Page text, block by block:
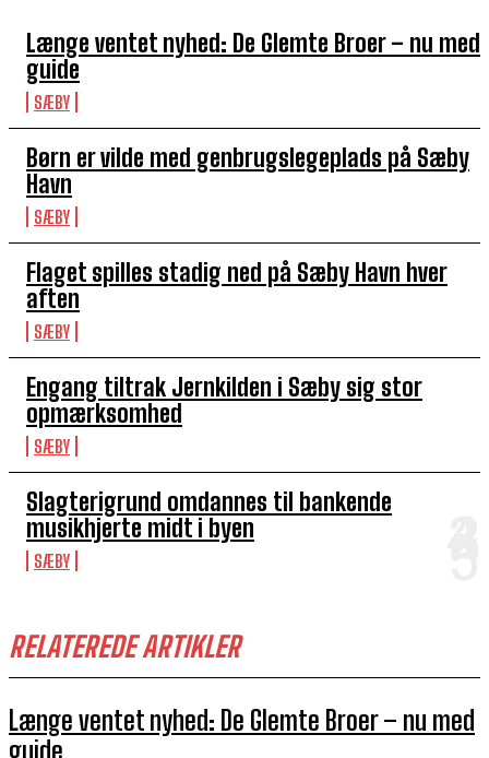
Længe ventet nyhed: De Glemte Broer – nu med
guide
SÆBY
Børn er vilde med genbrugslegeplads på Sæby
Havn
SÆBY
Flaget spilles stadig ned på Sæby Havn hver
aften
SÆBY
Engang tiltrak Jernkilden i Sæby sig stor
opmærksomhed
SÆBY
Slagterigrund omdannes til bankende
musikhjerte midt i byen
SÆBY
RELATEREDE ARTIKLER
Længe ventet nyhed: De Glemte Broer – nu med
guide